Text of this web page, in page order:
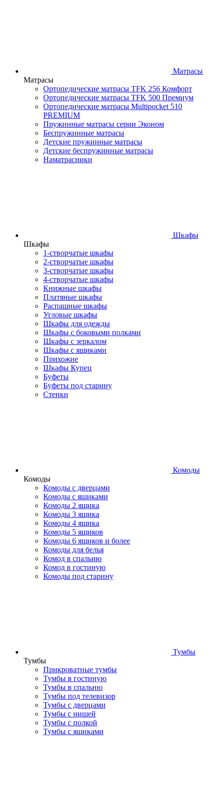
Матрасы
Матрасы
Ортопедические матрасы TFK 256 Комфорт
Ортопедические матрасы TFK 500 Премиум
Ортопедические матрасы Multipocket 510
PREMIUM
Пружинные матрасы серии Эконом
Беспружинные матрасы
Детские пружинные матрасы
Детские беспружинные матрасы
Наматрасники
Шкафы
Шкафы
1-створчатые шкафы
2-створчатые шкафы
3-створчатые шкафы
4-створчатые шкафы
Книжные шкафы
Платяные шкафы
Распашные шкафы
Угловые шкафы
Шкафы для одежды
Шкафы с боковыми полками
Шкафы с зеркалом
Шкафы с ящиками
Прихожие
Шкафы Купец
Буфеты
Буфеты под старину
Стенки
Комоды
Комоды
Комоды с дверцами
Комоды с ящиками
Комоды 2 ящика
Комоды 3 ящика
Комоды 4 ящика
Комоды 5 ящиков
Комоды 6 ящиков и более
Комоды для белья
Комод в спальню
Комод в гостиную
Комоды под старину
Тумбы
Тумбы
Прикроватные тумбы
Тумбы в гостиную
Тумбы в спальню
Тумбы под телевизор
Тумбы с дверцами
Тумбы с нишей
Тумбы с полкой
Тумбы с ящиками